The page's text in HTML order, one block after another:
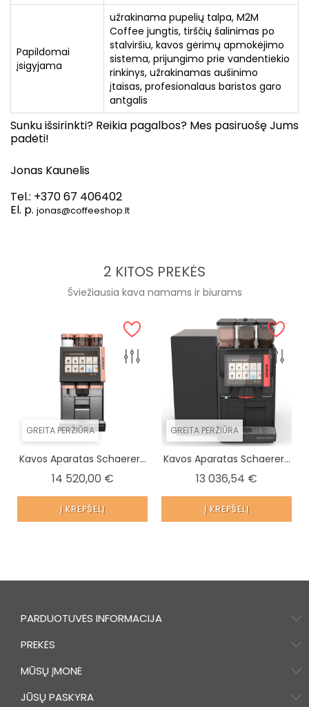
Papildomai
įsigyjama
užrakinama pupelių talpa, M2M
Coffee jungtis, tirščių šalinimas po
stalviršiu, kavos gėrimų apmokėjimo
sistema, prijungimo prie vandentiekio
rinkinys, užrakinamas aušinimo
įtaisas, profesionalaus baristos garo
antgalis
Sunku išsirinkti? Reikia pagalbos? Mes pasiruošę Jums
padėti!
Jonas Kaunelis
Tel.: +370 67 406402
El. p. jonas@coffeeshop.lt
2 KITOS PREKĖS
Šviežiausia kava namams ir biurams
GREITA PERŽIŪRA
Kavos Aparatas Schaerer...
14 520,00 €Kaina
Į KREPŠELĮ
GREITA PERŽIŪRA
Kavos Aparatas Schaerer...
13 036,54 €
Į KREPŠELĮ
PARDUOTUVĖS INFORMACIJA
PREKĖS
MŪSŲ ĮMONĖ
JŪSŲ PASKYRA